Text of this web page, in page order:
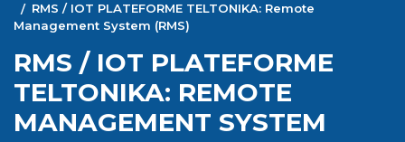
RMS / IOT PLATEFORME TELTONIKA: Remote
Management System (RMS)
RMS / IOT PLATEFORME
TELTONIKA: REMOTE
MANAGEMENT SYSTEM